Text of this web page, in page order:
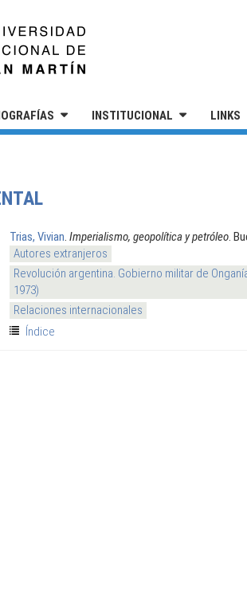
INSTITUCIONAL LINKS
AQUÍ
Trias, Vivian Imperialismo, geopolítica y petróleo .
Autores extranjeros
Revolución argentina. Gobierno militar de
1973)
Relaciones internacionales
Índice